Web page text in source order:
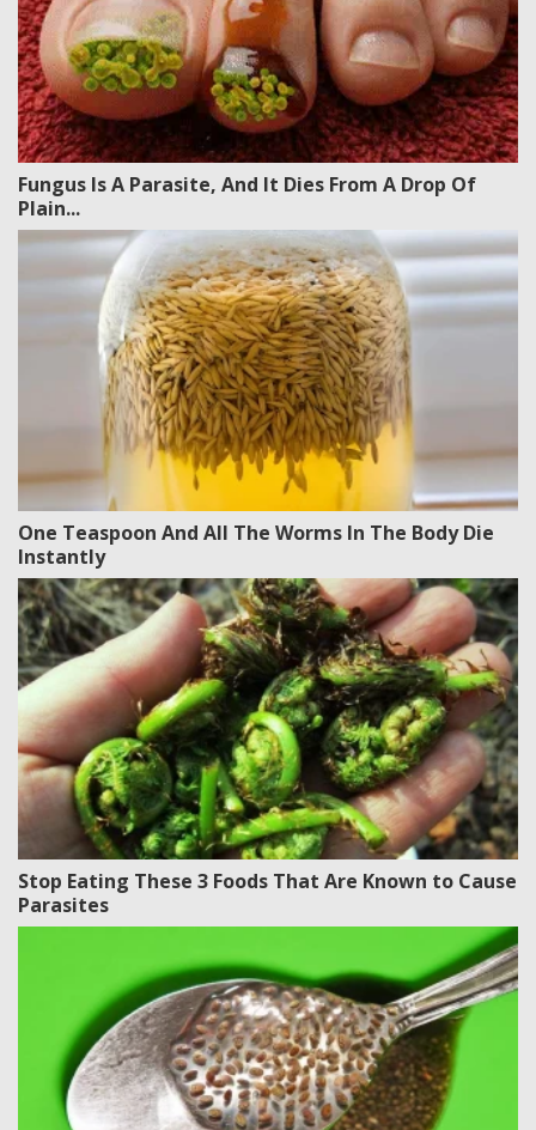
Fungus Is A Parasite, And It Dies From A Drop Of
Plain...
One Teaspoon And All The Worms In The Body Die
Instantly
Stop Eating These 3 Foods That Are Known to Cause
Parasites